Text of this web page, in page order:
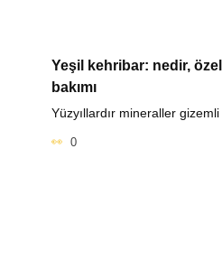
Yeşil kehribar: nedir,
bakımı
Yüzyıllardır mineraller
0